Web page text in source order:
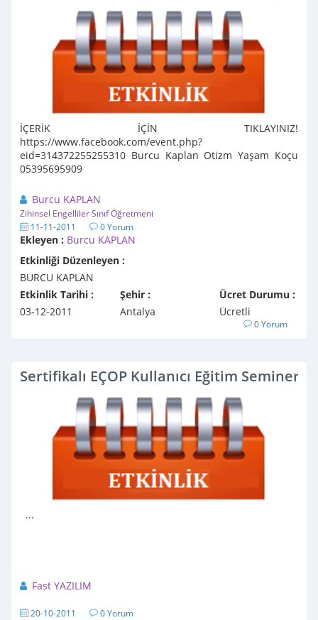
İÇERİK İÇİN TIKLAYINIZ!
https://www.facebook.com/event.php?
eid=314372255255310 Burcu Kaplan Otizm Yaşam Koçu
05395695909
Burcu KAPLAN
Zihinsel Engelliler Sınıf Öğretmeni
11-11-2011 0 Yorum
Ekleyen : Burcu KAPLAN
Etkinliği Düzenleyen :
BURCU KAPLAN
Etkinlik Tarihi :
03-12-2011
Şehir :
Antalya
Ücret Durumu :
Ücretli
0 Yorum
Sertifikalı EÇOP Kullanıcı Eğitim
...
Fast YAZILIM
20-10-2011 0 Yorum